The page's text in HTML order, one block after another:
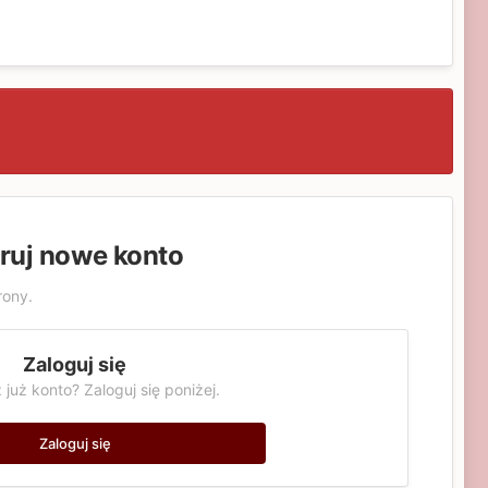
nowe konto
Zaloguj się
już konto? Zaloguj się poniżej.
Zaloguj się